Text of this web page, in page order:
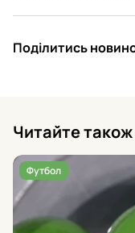
Поділитись
Читайте також
Футбол